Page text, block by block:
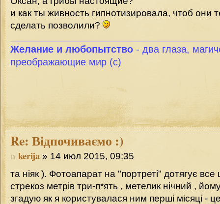
и как ты живность гипнотизировала, чтоб они
сделать позволили?
Желание и любопытство - два глаза,
преображающие мир (с)
Re: Відпочиваємо :)
kerija » 14 июл 2015, 09:35
та ніяк ). Фотоапарат на "портреті" дотягує
стрекоз метрів три-п*ять , метелик нічний ,
згадую як я користувалася ним перші місяці -